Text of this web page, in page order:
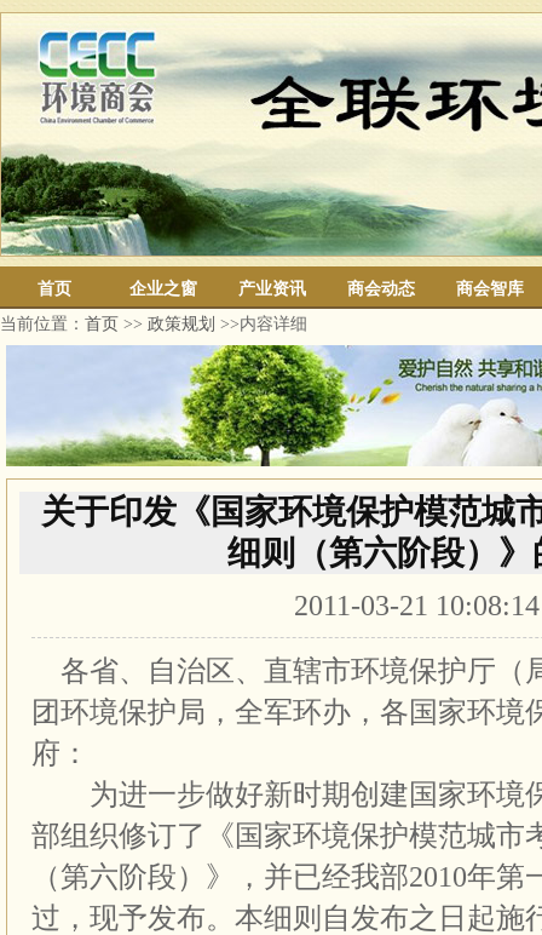
首页 企业之窗 产业资讯 商会动态
商会智库
当前位置： 首页 >> 政策规划 >>内容详细
关于印发《国家环境保护模范城
细则（第六阶段）》
2011-03-21
各省、自治区、直辖市环境保护厅（
团环境保护局，全军环办，各国家环境
府：
为进一步做好新时期创建国家环境
部组织修订了《国家环境保护模范城市
（第六阶段）》，并已经我部2010年
过，现予发布。本细则自发布之日起施